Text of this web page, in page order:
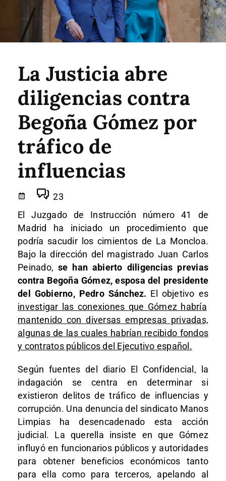
La Justicia abre
diligencias contra
Begoña Gómez por
tráfico de
influencias
23
El Juzgado de Instrucción número 41 de
Madrid ha iniciado un procedimiento que
podría sacudir los cimientos de La Moncloa.
Bajo la dirección del magistrado Juan Carlos
Peinado, se han abierto diligencias previas
contra Begoña Gómez, esposa del presidente
del Gobierno, Pedro Sánchez. El objetivo es
investigar las conexiones que Gómez habría
mantenido con diversas empresas privadas,
algunas de las cuales habrían recibido fondos
y contratos públicos del Ejecutivo español.
Según fuentes del diario El Confidencial, la
indagación se centra en determinar si
existieron delitos de tráfico de influencias y
corrupción. Una denuncia del sindicato Manos
Limpias ha desencadenado esta acción
judicial. La querella insiste en que Gómez
influyó en funcionarios públicos y autoridades
para obtener beneficios económicos tanto
para ella como para terceros, apelando al